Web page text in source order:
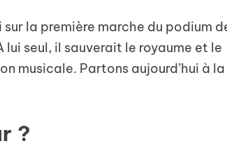
la première marche du podium
lui seul, il sauverait le royaume et le
musicale. Partons aujourd’hui à la
?